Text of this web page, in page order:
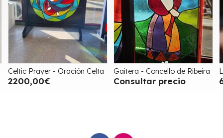
Celta Gaitera - Concello de Ribeira
Consultar precio
La Flamenca
6000,00€